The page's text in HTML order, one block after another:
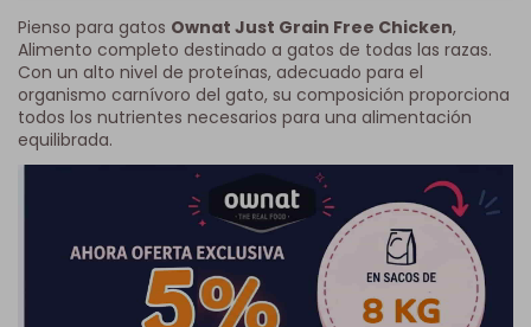
Pienso para gatos Ownat Just Grain Free Chicken,
Alimento completo destinado a gatos de todas las razas.
Con un alto nivel de proteínas, adecuado para el
organismo carnívoro del gato, su composición proporciona
todos los nutrientes necesarios para una alimentación
equilibrada.